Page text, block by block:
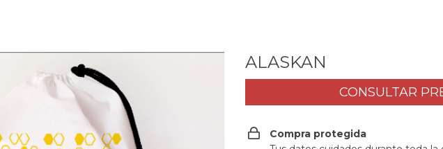
ALASKAN
Compra protegida